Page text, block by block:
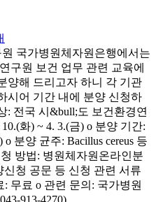
국가병원체자원은행에서는
구원 보건 업무 관련 교육에
양해 드리고자 하니 각 기관
시어 기간 내에 분양 신청하
: 전국 시&bull;도 보건환경연
화) ~ 4. 3.(금) o 분양 기간:
o 분양 균주: Bacillus cereus 등
방법: 병원체자원온라인분
청 공문 등 신청 관련 서류
무료 o 관련 문의: 국가병원
913-4270)